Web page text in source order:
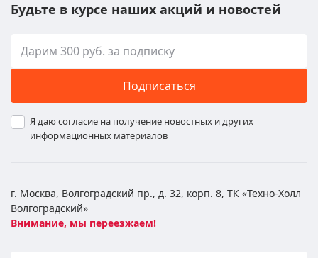
Будьте в курсе наших акций и новостей
Подписаться
Я даю согласие на получение новостных и других
информационных материалов
г. Москва, Волгоградский пр., д. 32, корп. 8, ТК «Техно-Холл
Волгоградский»
Внимание, мы переезжаем!